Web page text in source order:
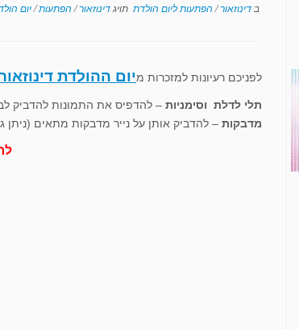
ב דינוזאור/ הפתעות ליום הולדת תויגדינוזאור/ הפתעות/יום
לפניכם רעיונות למזכרות מיום ההולדת
תלי לדלת וסימניות – להדפיס את התמונות להדביק
מדבקות – להדביק אותן על נייר מדבקות מתאים